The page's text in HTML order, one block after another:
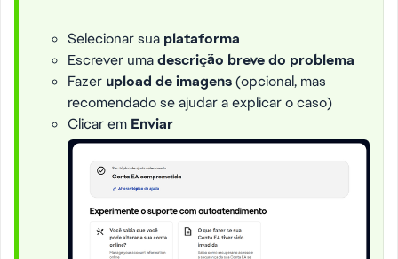
Selecionar sua plataforma
Escrever umadescrição breve do problema
Fazer upload de imagens(opcional, mas
recomendado se ajudar a explicar o caso)
Clicar em Enviar